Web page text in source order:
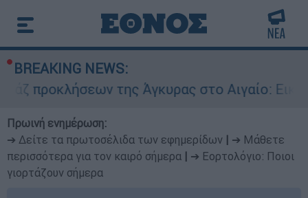
BREAKING NEWS:
της Άγκυρας στο Αιγαίο: Εικονική
Πρωινή ενημέρωση:
➔ Δείτε τα πρωτοσέλιδα των εφημερίδων
➔ Μάθετε
περισσότερα για τον καιρό σήμερα
➔ Εορτολόγιο: Ποιοι
γιορτάζουν σήμερα